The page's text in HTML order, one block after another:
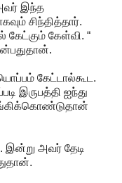
இந்த
சிந்தித்தார்.
கேட்கும் கேள்வி. “
கேட்டால்கூட.
இருபத்தி ஐந்து
அவர் தேடி